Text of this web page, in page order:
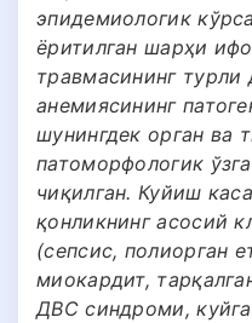
эпидемиологик
ёритилган шарҳи
травмасининг
анемиясининг
шунингдек орган ва
патоморфологик
чиқилган. Куйиш
қонликнинг асосий
(сепсис, полиорган
миокардит,
ДВС синдроми,